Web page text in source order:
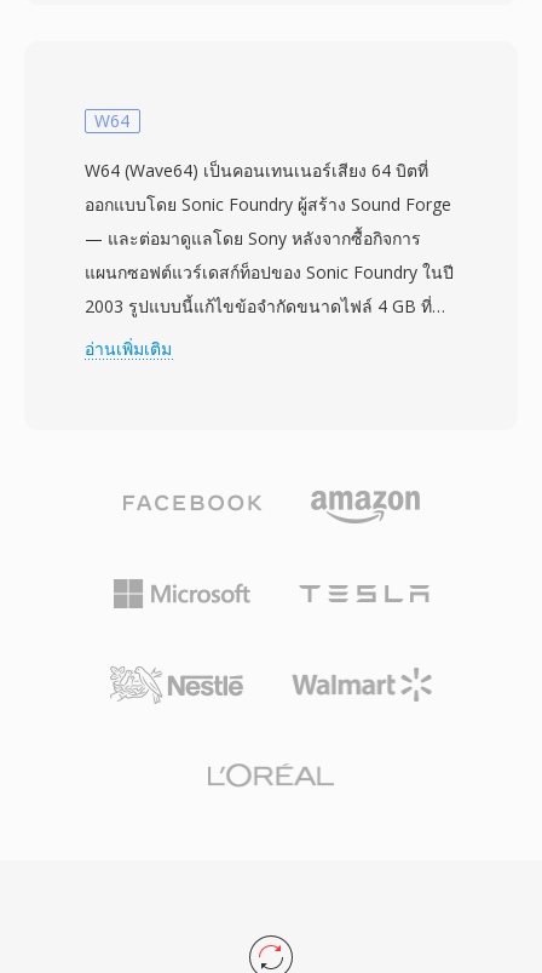
ซอฟต์แวร์ tracker ทั่วทั้งระบบนิเวศ Amiga จุดเด่น
ทำให้การอ่านและสร้างไฟล์ทำได้สะดวกมากเมื่อ
เทียบกับคอนเทนเนอร์สมัยใหม่ อีกข้อดีคือรองรับ
one-shot samples ลูปซ้ำ และนิยามเครื่องดนตรี
แบบหลายอ็อกเทฟภายในไฟล์เดียว ซึ่งมีคุณค่า
สำหรับการผลิตเพลงยุคแรก แม้แพลตฟอร์ม Amiga
จะห่างไกลจากกระแสหลักไปแล้ว แต่ไฟล์ 8SVX ยัง
W64
W64 (Wave64) เป็นคอนเทนเนอร์เสียง 64 บิตที่
ออกแบบโดย Sonic Foundry ผู้สร้าง Sound Forge
— และต่อมาดูแลโดย Sony หลังจากซื้อกิจการ
แผนกซอฟต์แวร์เดสก์ท็อปของ Sonic Foundry ในปี
2003 รูปแบบนี้แก้ไขข้อจำกัดขนาดไฟล์ 4 GB ที่
กำหนดโดยข้อกำหนด RIFF/WAV 32 บิตของ
แทนโค้ดสี่อักขระ การเปลี่ยนแปลงโครงสร้างนี้
ข้อจำกัดการจัดเก็บในทางปฏิบัติทั้งหมด รูปแบบนี้
รองรับอัตราสุ่มตัวอย่าง ความลึกบิต และการ
สำหรับการทำเพลงประกอบภาพยนตร์ การบันทึก
ดิจิทัลระดับมืออาชีพอื่นๆ รองรับ W64 โดยตรง
ด้านขนาดที่น่าหงุดหงิด
อ่านเพิ่มเติม